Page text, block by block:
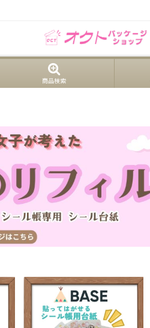
商品検索